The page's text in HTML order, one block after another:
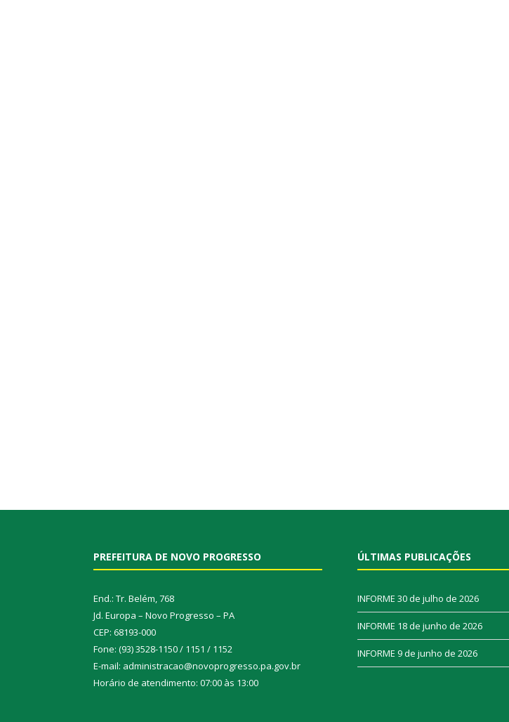
PREFEITURA DE NOVO PROGRESSO
End.: Tr. Belém, 768
Jd. Europa – Novo Progresso – PA
CEP: 68193-000
Fone: (93) 3528-1150 / 1151 / 1152
E-mail: administracao@novoprogresso.pa.gov.br
Horário de atendimento: 07:00 às 13:00
ÚLTIMAS PUBLICAÇÕES
INFORME 30 de julho de 2026
INFORME 18 de junho de 2026
INFORME 9 de junho de 2026